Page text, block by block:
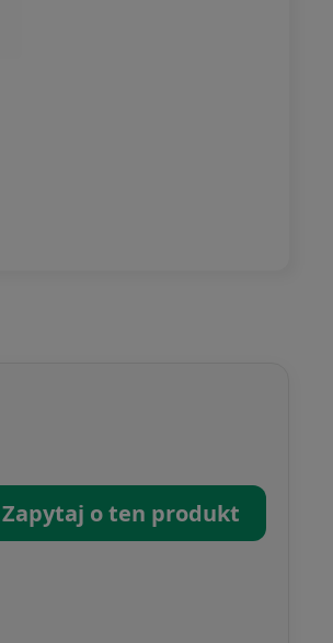
Zapytaj o ten produkt